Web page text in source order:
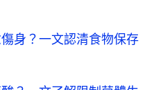
身？一文認清食物保存